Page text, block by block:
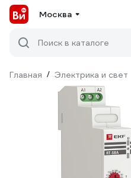
Москва
Поиск в каталоге
Главная / Электрика и свет